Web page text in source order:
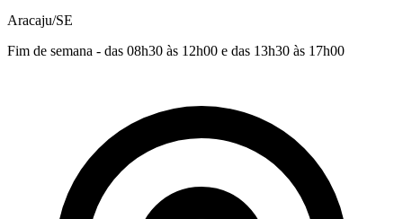
Aracaju/SE
Fim de semana - das 08h30 às 12h00 e das 13h30 às 17h00